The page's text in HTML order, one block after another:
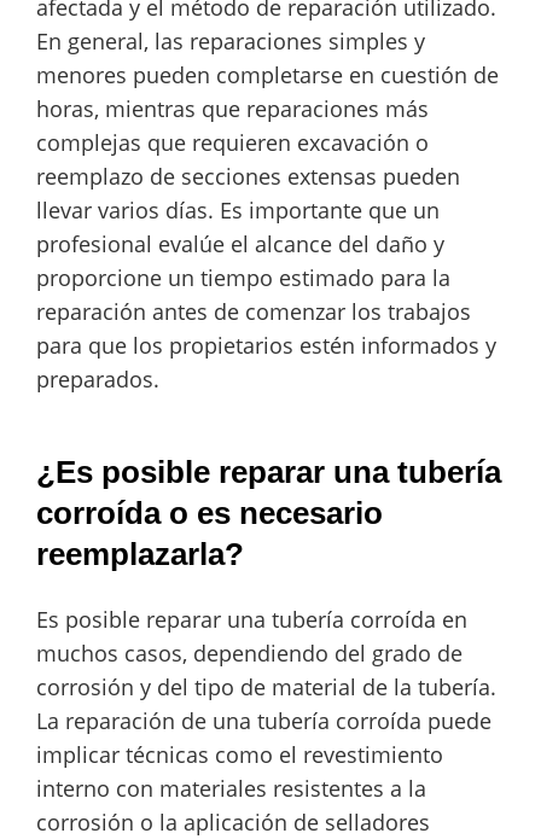
afectada y el método de reparación utilizado.
En general, las reparaciones simples y
menores pueden completarse en cuestión de
horas, mientras que reparaciones más
complejas que requieren excavación o
reemplazo de secciones extensas pueden
llevar varios días. Es importante que un
profesional evalúe el alcance del daño y
proporcione un tiempo estimado para la
reparación antes de comenzar los trabajos
para que los propietarios estén informados y
preparados.
¿Es posible reparar una tubería
corroída o es necesario
reemplazarla?
Es posible reparar una tubería corroída en
muchos casos, dependiendo del grado de
corrosión y del tipo de material de la tubería.
La reparación de una tubería corroída puede
implicar técnicas como el revestimiento
interno con materiales resistentes a la
corrosión o la aplicación de selladores